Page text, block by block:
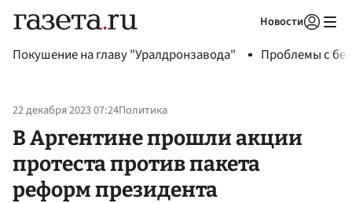
Новости
Покушение на главу "Уралдронзавода" Проблемы с
22 декабря 2023 07:24Политика
В Аргентине прошли акции
протеста против пакета
реформ президента